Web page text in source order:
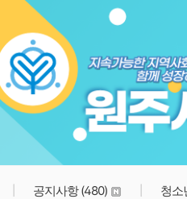
공지사항(480) 청소